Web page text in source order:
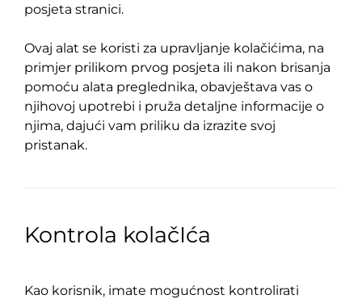
posjeta stranici.
Ovaj alat se koristi za upravljanje kolačićima, na
primjer prilikom prvog posjeta ili nakon brisanja
pomoću alata preglednika, obavještava vas o
njihovoj upotrebi i pruža detaljne informacije o
njima, dajući vam priliku da izrazite svoj
pristanak.
Kontrola kolačIća
Kao korisnik, imate mogućnost kontrolirati